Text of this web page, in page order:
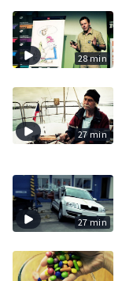
28 min
27 min
27 min